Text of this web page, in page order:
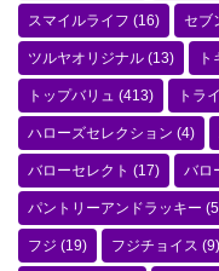
スマイルライフ (16) セブ
ツルヤオリジナル (13)
トップバリュ (413) トラ
ハローズセレクション (4)
バローセレクト (17) バロ
パントリーアンドラッキー
フジ (19) フジチョイス (9)